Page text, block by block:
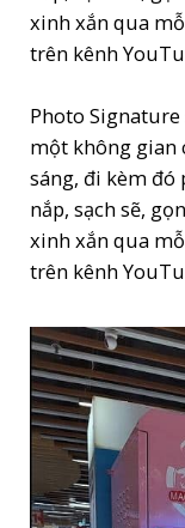
Photo
một không gian
sáng, đi kèm đó
nắp, sạch sẽ,
xinh xắn qua
trên kênh